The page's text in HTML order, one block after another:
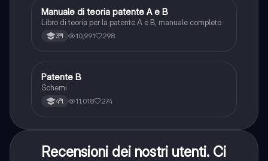
Italiano
Manuale di teoria patente A e B
Libro di teoria per la patente A e B, manuale completo
3ªl 10,991 298
Altro
Patente B
Schemi
4ªl 11,018 274
Recensioni dei nostri utenti. Ci